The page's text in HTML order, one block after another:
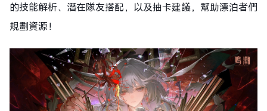
的技能解析、潛在隊友搭配，以及抽卡建議，幫助漂泊者們
規劃資源！